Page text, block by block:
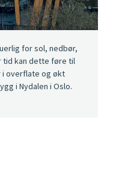
for sol, nedbør,
tid kan dette føre til
i overflate og økt
i Nydalen i Oslo.